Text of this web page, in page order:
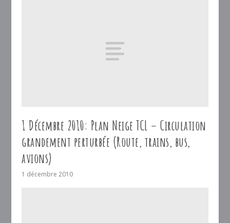
1 Décembre 2010: Plan Neige TCL – Circulation
grandement perturbée (Route, trains, bus,
avions)
1 décembre 2010